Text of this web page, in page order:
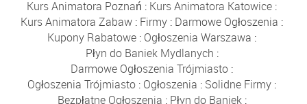
Kurs Animatora Poznań : Kurs Animatora Katowice :
Kurs Animatora Zabaw : Firmy : Darmowe Ogłoszenia :
Kupony Rabatowe : Ogłoszenia Warszawa :
Płyn do Baniek Mydlanych :
Darmowe Ogłoszenia Trójmiasto :
Ogłoszenia Trójmiasto : Ogłoszenia : Solidne Firmy :
Bezpłatne Ogłoszenia : Płyn do Baniek: